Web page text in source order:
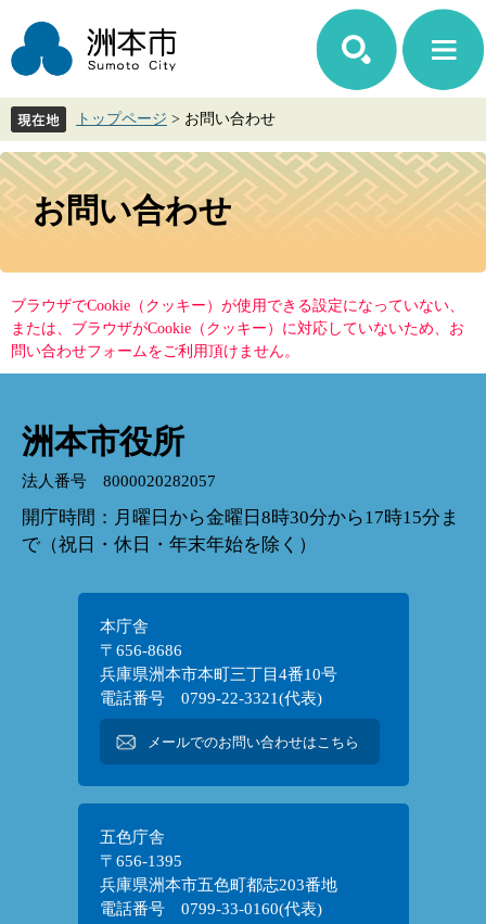
ジ
先
で
す。
ュ
を
ば
し
て
トップページ > お問い合わせ
本
文
お問い合わせ
ブラウザでCookie（クッキー）が使用できる設定になっていない、
または、ブラウザがCookie（クッキー）に対応していないため、お
問い合わせフォームをご利用頂けません。
洲本市役所
法人番号 8000020282057
開庁時間：月曜日から金曜日8時30分から17時15分ま
で（祝日・休日・年末年始を除く）
本庁舎
〒656-8686
兵庫県洲本市本町三丁目4番10号
電話番号 0799-22-3321(代表)
メールでのお問い合わせはこちら
五色庁舎
〒656-1395
兵庫県洲本市五色町都志203番地
電話番号 0799-33-0160(代表)